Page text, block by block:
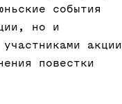
события
но и
акции
повестки